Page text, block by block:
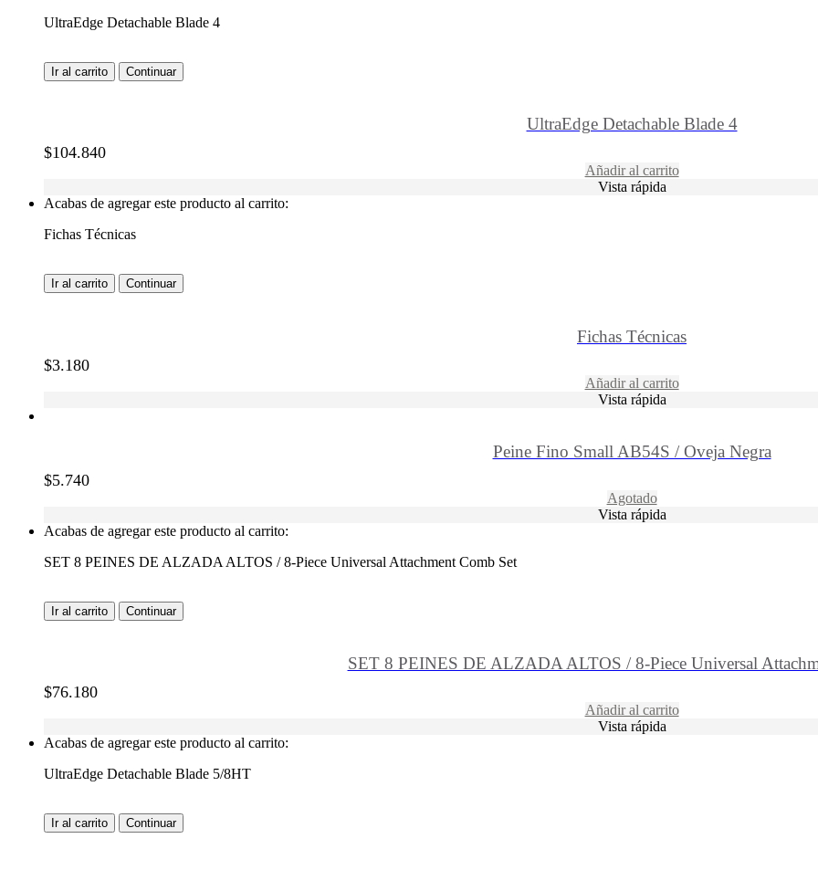
UltraEdge Detachable Blade 4
Ir al carrito Continuar
UltraEdge Detachable Blade 4
$104.840
Añadir al carrito
Vista rápida
Acabas de agregar este producto al carrito:
Fichas Técnicas
Ir al carrito Continuar
Fichas Técnicas
$3.180
Añadir al carrito
Vista rápida
Peine Fino Small AB54S / Oveja Negra
$5.740
Agotado
Vista rápida
Acabas de agregar este producto al carrito:
SET 8 PEINES DE ALZADA ALTOS / 8-Piece Universal Attachment Comb Set
Ir al carrito Continuar
SET 8 PEINES DE ALZADA ALTOS / 8-Piece Universal
$76.180
Añadir al carrito
Vista rápida
Acabas de agregar este producto al carrito:
UltraEdge Detachable Blade 5/8HT
Ir al carrito Continuar